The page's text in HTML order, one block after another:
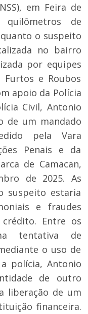
em Feira de
de
o suspeito
no bairro
por equipes
Furtos e Roubos
apoio da Polícia
Civil, Antonio
de um mandado
pela Vara
Penais e da
de Camacan,
de 2025. As
suspeito estaria
e fraudes
Entre os
tentativa de
o uso de
polícia, Antonio
de outro
liberação de um
financeira.